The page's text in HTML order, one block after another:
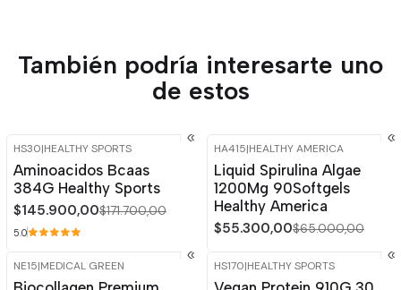
También podría interesarte uno
de estos
-15%
HS30|HEALTHY SPORTS
Aminoacidos Bcaas
384G Healthy Sports
$145.900,00$171.700,00
5.0
-15%
HA415|HEALTHY AMERICA
Liquid Spirulina Algae
1200Mg 90Softgels
Healthy America
$55.300,00$65.000,00
-15%
NE15|MEDICAL GREEN
-15%
HS170|HEALTHY SPORTS